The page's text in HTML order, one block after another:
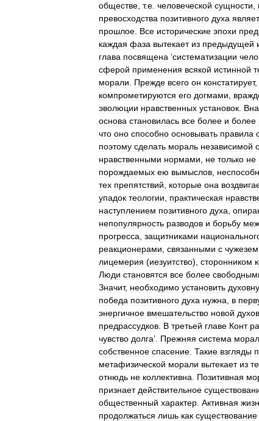
обществе т.е человеческой сущности
превосходства позитивного духа
прошлое Все исторические эпохи
каждая фаза вытекает из предыдущей
глава посвящена ‘систематизации
сферой применения всякой истинной
морали
Прежде всего он констатирует,
компрометируются его догмами
эволюции нравственных установок
основа становилась все более и более
что оно способно основывать правила
поэтому сделать мораль независимой
нравственными нормами не только не
порождаемых ею вымыслов
тех препятствий которые она
упадок теологии практическая
наступлением позитивного духа
непопулярность разводов и борьбу
прогресса защитниками
реакционерами связанными с
лицемерия (иезуитство), сторонником
Люди становятся все более
Значит, необходимо установить
победа позитивного духа нужна в
энергичное вмешательство новой
предрассудков В третьей главе Конт
чувство долга’. Прежняя система
собственное спасение Такие взгляды
метафизической морали вытекает из
отнюдь не коллективна Позитивная
признает действительное
общественный характер Активная
продолжаться лишь как существование